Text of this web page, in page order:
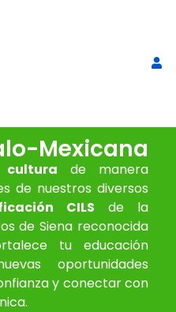
Mexicana
de manera
de nuestros diversos
CILS de la
de Siena reconocida
tu educación
oportunidades
y conectar con
del caffe' italiano.
+ AGREGAR